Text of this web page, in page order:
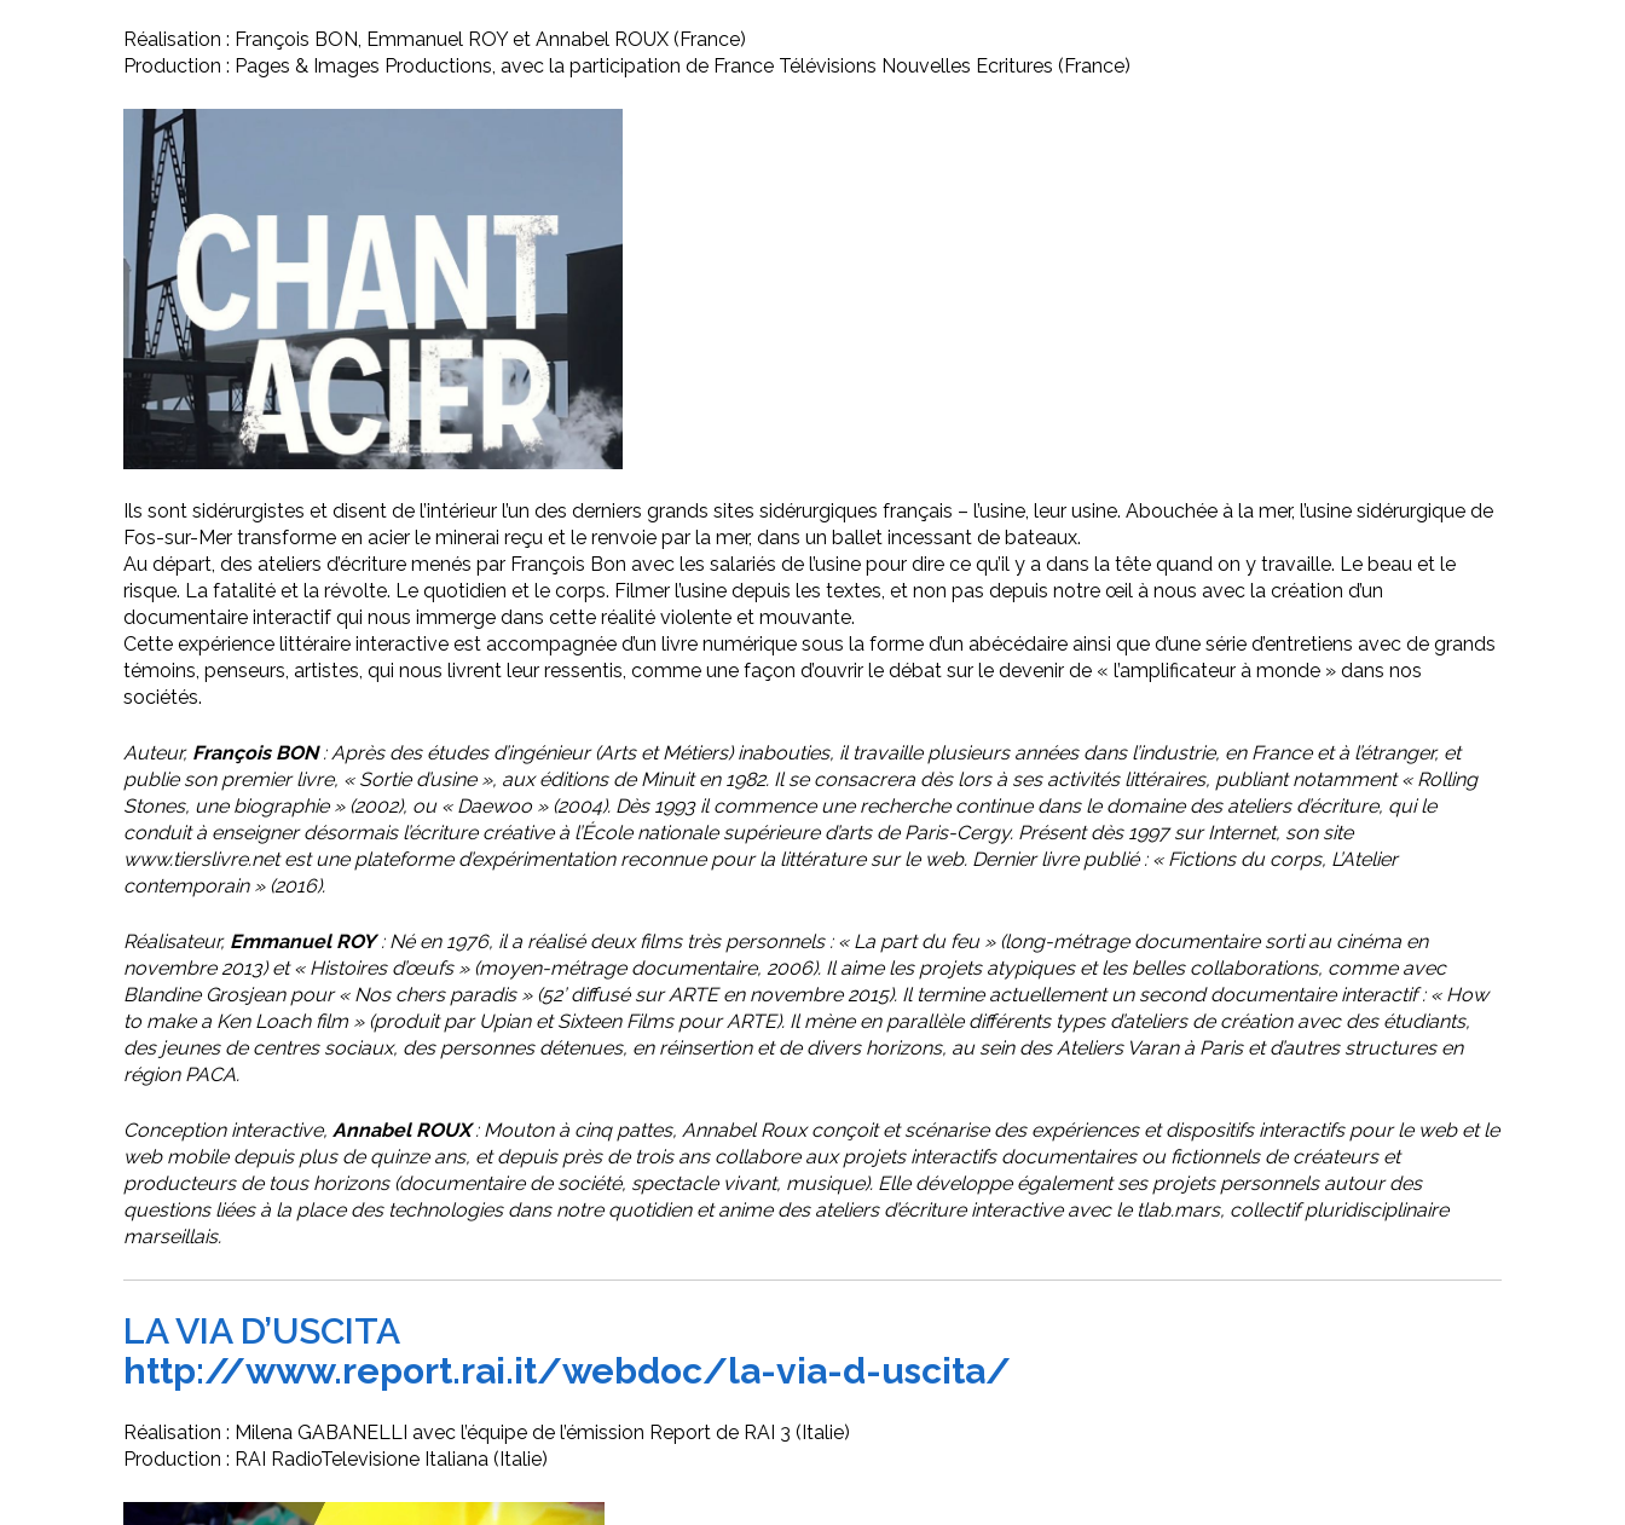
Réalisation : François BON, Emmanuel ROY et Annabel ROUX (France)
Production : Pages & Images Productions, avec la participation de France Télévisions Nouvelles Ecritures (France)
Ils sont sidérurgistes et disent de l’intérieur l’un des derniers grands sites sidérurgiques français – l’usine, leur usine. Abouchée à la mer, l’usine sidérurgique de
Fos-sur-Mer transforme en acier le minerai reçu et le renvoie par la mer, dans un ballet incessant de bateaux.
Au départ, des ateliers d’écriture menés par François Bon avec les salariés de l’usine pour dire ce qu’il y a dans la tête quand on y travaille. Le beau et le
risque. La fatalité et la révolte. Le quotidien et le corps. Filmer l’usine depuis les textes, et non pas depuis notre œil à nous avec la création d’un
documentaire interactif qui nous immerge dans cette réalité violente et mouvante.
Cette expérience littéraire interactive est accompagnée d’un livre numérique sous la forme d’un abécédaire ainsi que d’une série d’entretiens avec de grands
témoins, penseurs, artistes, qui nous livrent leur ressentis, comme une façon d’ouvrir le débat sur le devenir de « l’amplificateur à monde » dans nos
sociétés.
Auteur, François BON: Après des études d’ingénieur (Arts et Métiers) inabouties, il travaille plusieurs années dans l’industrie, en France et à l’étranger, et
publie son premier livre, « Sortie d’usine », aux éditions de Minuit en 1982. Il se consacrera dès lors à ses activités littéraires, publiant notamment « Rolling
Stones, une biographie » (2002), ou « Daewoo » (2004). Dès 1993 il commence une recherche continue dans le domaine des ateliers d’écriture, qui le
conduit à enseigner désormais l’écriture créative à l’École nationale supérieure d’arts de Paris-Cergy. Présent dès 1997 sur Internet, son site
www.tierslivre.net est une plateforme d’expérimentation reconnue pour la littérature sur le web. Dernier livre publié : « Fictions du corps, L’Atelier
contemporain » (2016).
Réalisateur, Emmanuel ROY: Né en 1976, il a réalisé deux films très personnels : « La part du feu » (long-métrage documentaire sorti au cinéma en
novembre 2013) et « Histoires d’œufs » (moyen-métrage documentaire, 2006). Il aime les projets atypiques et les belles collaborations, comme avec
Blandine Grosjean pour « Nos chers paradis » (52’ diffusé sur ARTE en novembre 2015). Il termine actuellement un second documentaire interactif : « How
to make a Ken Loach film » (produit par Upian et Sixteen Films pour ARTE). Il mène en parallèle différents types d’ateliers de création avec des étudiants,
des jeunes de centres sociaux, des personnes détenues, en réinsertion et de divers horizons, au sein des Ateliers Varan à Paris et d’autres structures en
région PACA.
Conception interactive, Annabel ROUX: Mouton à cinq pattes, Annabel Roux conçoit et scénarise des expériences et dispositifs interactifs pour le web et le
web mobile depuis plus de quinze ans, et depuis près de trois ans collabore aux projets interactifs documentaires ou fictionnels de créateurs et
producteurs de tous horizons (documentaire de société, spectacle vivant, musique). Elle développe également ses projets personnels autour des
questions liées à la place des technologies dans notre quotidien et anime des ateliers d’écriture interactive avec le tlab.mars, collectif pluridisciplinaire
marseillais.
LA VIA D’USCITA
http://www.report.rai.it/webdoc/la-via-d-uscita/
Réalisation : Milena GABANELLI avec l’équipe de l’émission Report de RAI 3 (Italie)
Production : RAI RadioTelevisione Italiana (Italie)